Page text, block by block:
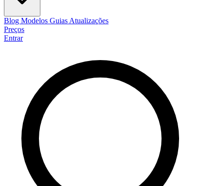
Blog Modelos Guias Atualizações
Preços
Entrar